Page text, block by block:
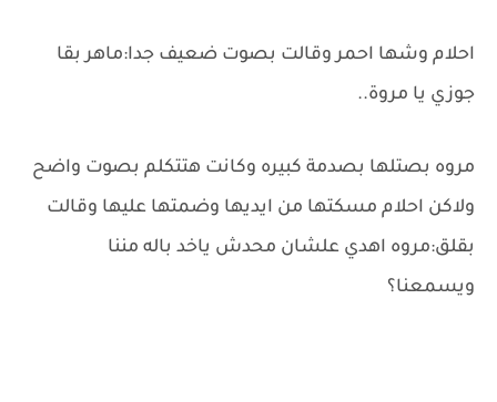
احلام وشها احمر وقالت بصوت ضعيف جدا:ماهر بقا
جوزي يا مروة..
مروه بصتلها بصدمة كبيره وكانت هتتكلم بصوت واضح
ولاكن احلام مسكتها من ايديها وضمتها عليها وقالت
بقلق:مروه اهدي علشان محدش ياخد باله مننا
ويسمعنا؟